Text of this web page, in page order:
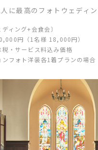
に最高のフォトウェディ
ディング+会食会〕
円（1名様 18,000円）
・サービス料込み価格
フォト洋装各1着プランの場合